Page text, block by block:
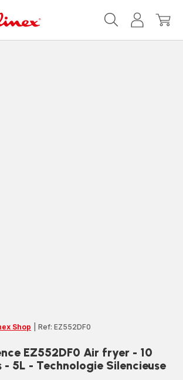
MonMon
Shop Ref: EZ552DF0
EZ552DF0 Air fryer - 10
5L - Technologie Silencieuse